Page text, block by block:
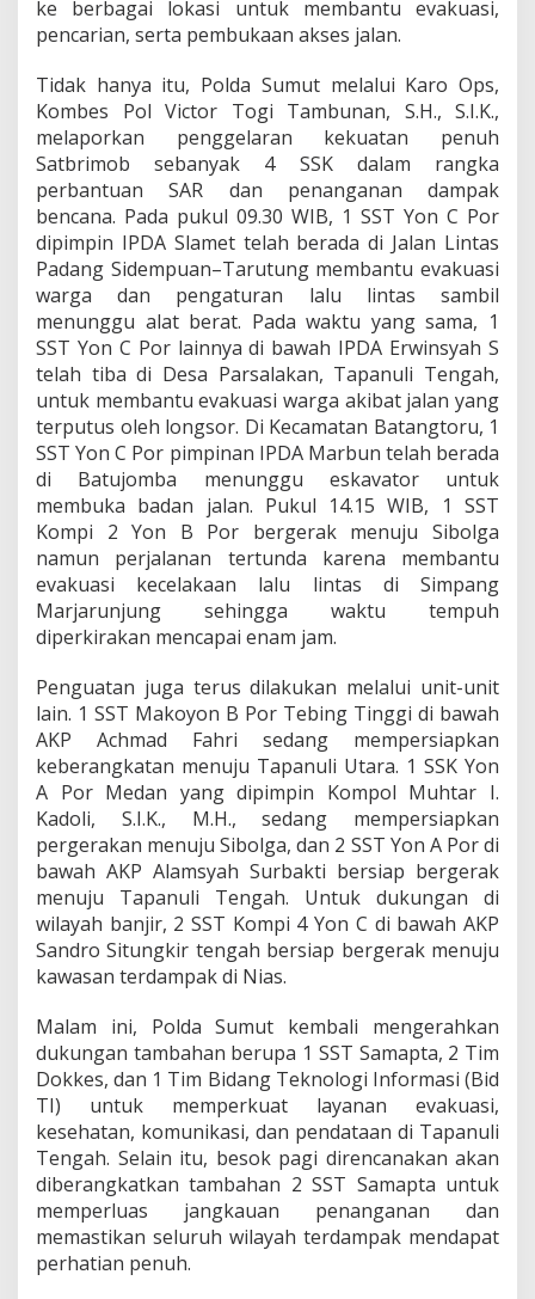
ke berbagai lokasi untuk membantu evakuasi,
pencarian, serta pembukaan akses jalan.
Tidak hanya itu, Polda Sumut melalui Karo Ops,
Kombes Pol Victor Togi Tambunan, S.H., S.I.K.,
melaporkan penggelaran kekuatan penuh
Satbrimob sebanyak 4 SSK dalam rangka
perbantuan SAR dan penanganan dampak
bencana. Pada pukul 09.30 WIB, 1 SST Yon C Por
dipimpin IPDA Slamet telah berada di Jalan Lintas
Padang Sidempuan–Tarutung membantu evakuasi
warga dan pengaturan lalu lintas sambil
menunggu alat berat. Pada waktu yang sama, 1
SST Yon C Por lainnya di bawah IPDA Erwinsyah S
telah tiba di Desa Parsalakan, Tapanuli Tengah,
untuk membantu evakuasi warga akibat jalan yang
terputus oleh longsor. Di Kecamatan Batangtoru, 1
SST Yon C Por pimpinan IPDA Marbun telah berada
di Batujomba menunggu eskavator untuk
membuka badan jalan. Pukul 14.15 WIB, 1 SST
Kompi 2 Yon B Por bergerak menuju Sibolga
namun perjalanan tertunda karena membantu
evakuasi kecelakaan lalu lintas di Simpang
Marjarunjung sehingga waktu tempuh
diperkirakan mencapai enam jam.
Penguatan juga terus dilakukan melalui unit-unit
lain. 1 SST Makoyon B Por Tebing Tinggi di bawah
AKP Achmad Fahri sedang mempersiapkan
keberangkatan menuju Tapanuli Utara. 1 SSK Yon
A Por Medan yang dipimpin Kompol Muhtar I.
Kadoli, S.I.K., M.H., sedang mempersiapkan
pergerakan menuju Sibolga, dan 2 SST Yon A Por di
bawah AKP Alamsyah Surbakti bersiap bergerak
menuju Tapanuli Tengah. Untuk dukungan di
wilayah banjir, 2 SST Kompi 4 Yon C di bawah AKP
Sandro Situngkir tengah bersiap bergerak menuju
kawasan terdampak di Nias.
Malam ini, Polda Sumut kembali mengerahkan
dukungan tambahan berupa 1 SST Samapta, 2 Tim
Dokkes, dan 1 Tim Bidang Teknologi Informasi (Bid
TI) untuk memperkuat layanan evakuasi,
kesehatan, komunikasi, dan pendataan di Tapanuli
Tengah. Selain itu, besok pagi direncanakan akan
diberangkatkan tambahan 2 SST Samapta untuk
memperluas jangkauan penanganan dan
memastikan seluruh wilayah terdampak mendapat
perhatian penuh.